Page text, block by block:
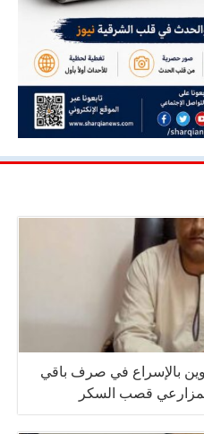
بالإسراع في صرف باقي
لمزارعي قصب السكر